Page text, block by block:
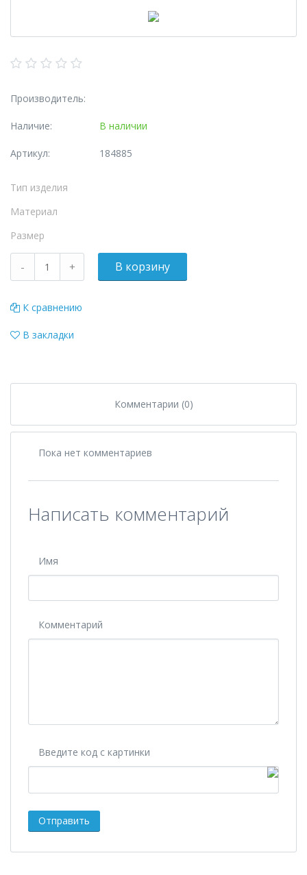
Производитель:
Наличие: В наличии
Артикул: 184885
Тип изделия
Материал
Размер
К сравнению
В закладки
Комментарии (0)
Пока нет комментариев
Написать комментарий
Имя
Комментарий
Введите код с картинки